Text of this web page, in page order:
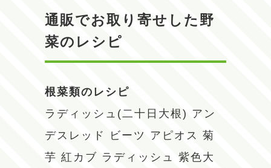
通販でお取り寄せした野
菜のレシピ
根菜類のレシピ
ラディッシュ(二十日大根) アン
デスレッド
ビーツ アピオス 菊
芋 紅カブ ラディッシュ
紫色大